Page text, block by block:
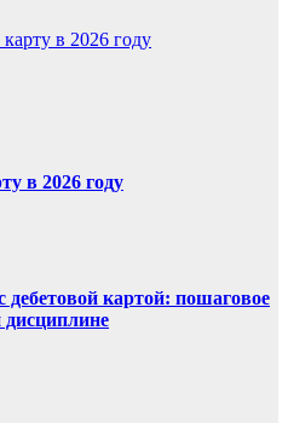
в 2026 году
в 2026 году
дебетовой картой: пошаговое
дисциплине